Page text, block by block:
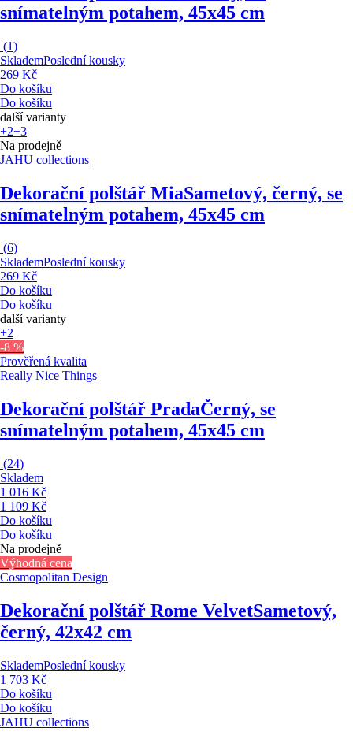
snímatelným potahem, 45x45 cm
(1)
SklademPoslední kousky
269 Kč
Do košíku
Do košíku
další varianty
+2+3
Na prodejně
JAHU collections
Dekorační polštář MiaSametový, černý, se
snímatelným potahem, 45x45 cm
(6)
SklademPoslední kousky
269 Kč
Do košíku
Do košíku
další varianty
+2
-8 %
Prověřená kvalita
Really Nice Things
Dekorační polštář PradaČerný, se
snímatelným potahem, 45x45 cm
(24)
Skladem
1 016 Kč
1 109 Kč
Do košíku
Do košíku
Na prodejně
Výhodná cena
Cosmopolitan Design
Dekorační polštář Rome VelvetSametový,
černý, 42x42 cm
SklademPoslední kousky
1 703 Kč
Do košíku
Do košíku
JAHU collections